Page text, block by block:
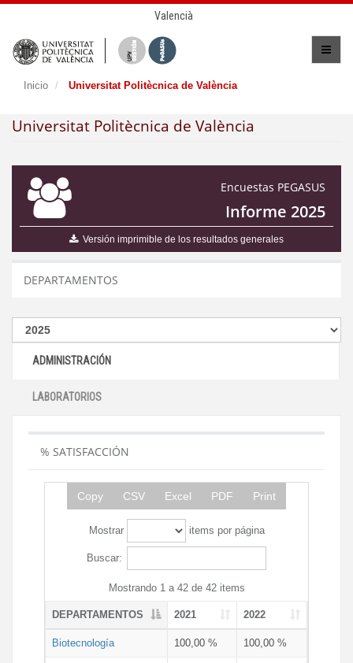
Valencià
Inicio Universitat Politècnica de València
Universitat Politècnica de València
Encuestas PEGASUS
Informe 2025
Versión imprimible de los resultados generales
DEPARTAMENTOS
ADMINISTRACIÓN
LABORATORIOS
% SATISFACCIÓN
Copy CSV Excel PDF Print
Mostrar items por página
Buscar:
Mostrando 1 a 42 de 42 items
DEPARTAMENTOS 2021 2022
Biotecnología 100,00 % 100,00 %